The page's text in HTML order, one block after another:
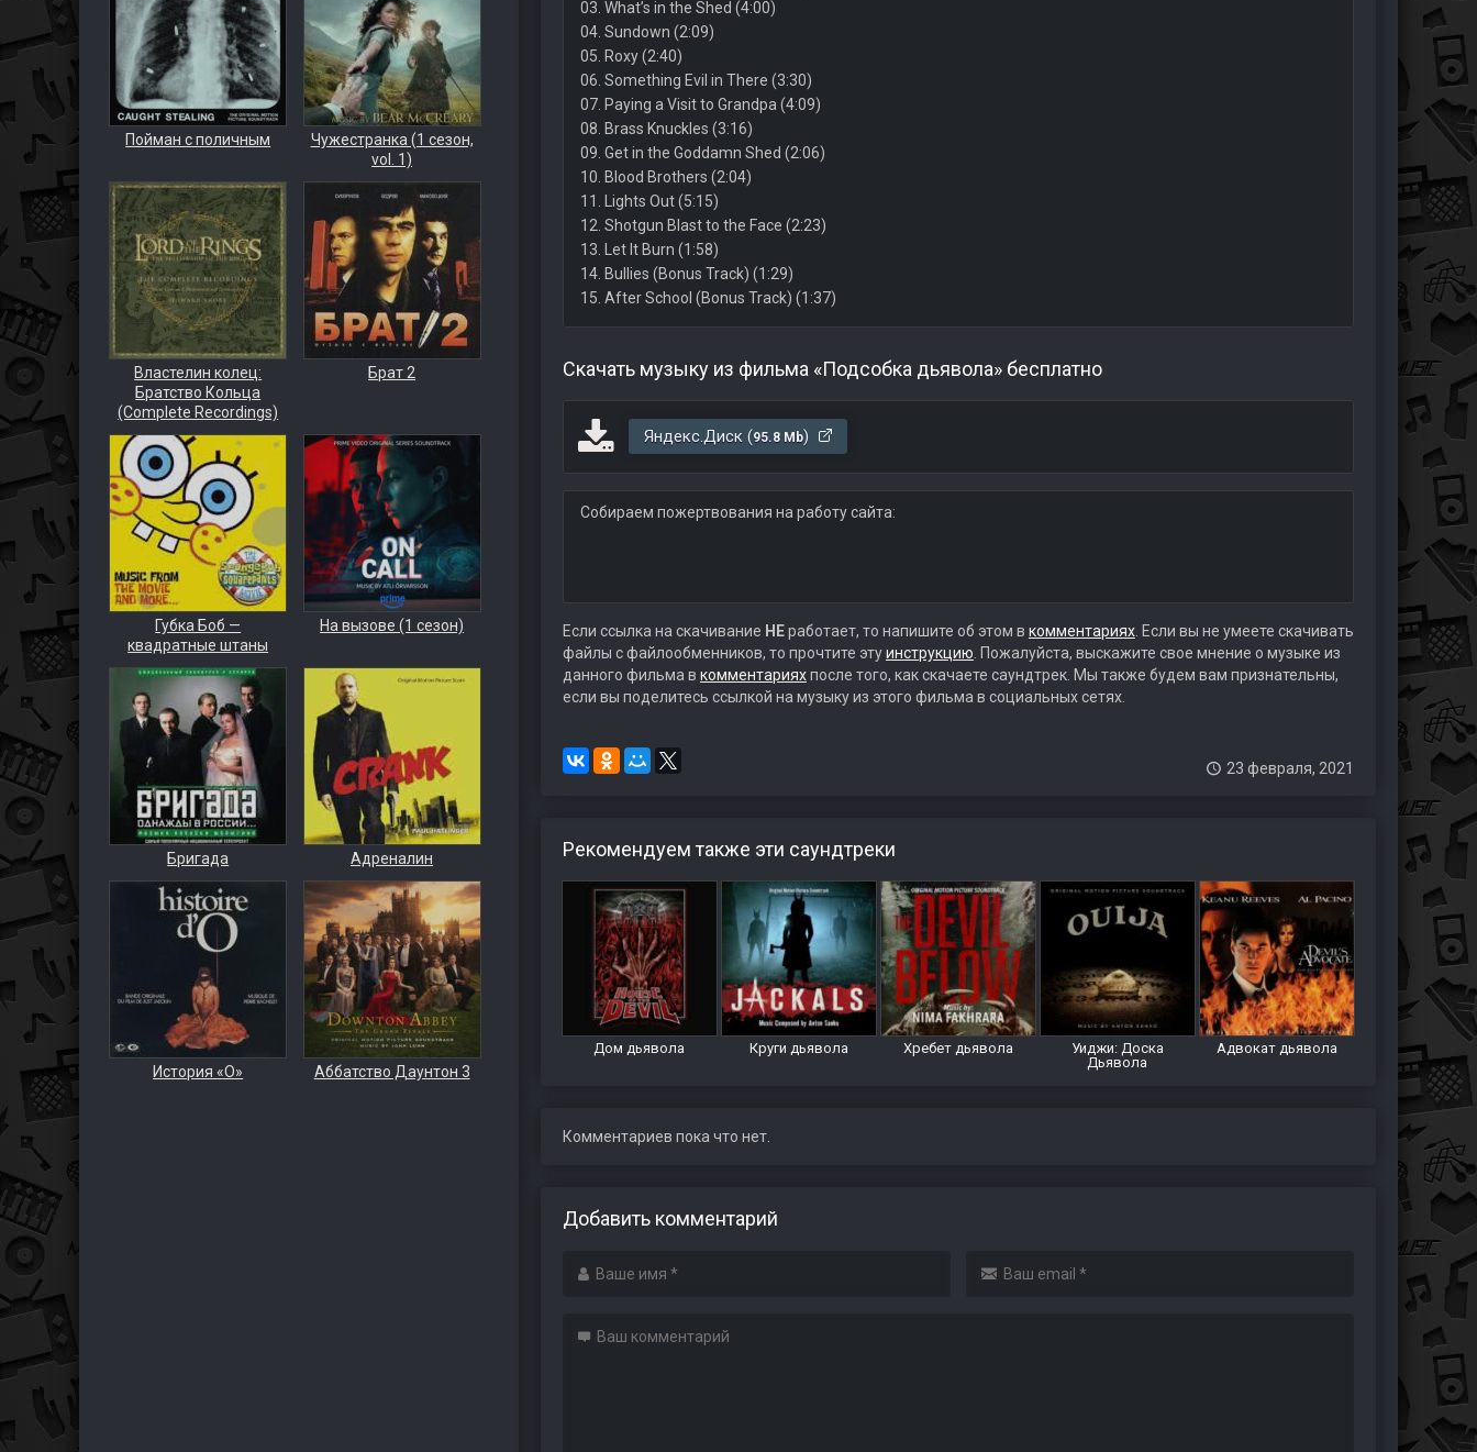
Пойман с поличным
Чужестранка (1 сезон,
vol. 1)
Властелин колец:
Братство Кольца
(Complete Recordings)
Брат 2
Губка Боб —
квадратные штаны
На вызове (1 сезон)
Бригада Адреналин
История «О» Аббатство Даунтон 3
03. What’s in the Shed (4:00)
04. Sundown (2:09)
05. Roxy (2:40)
06. Something Evil in There (3:30)
07. Paying a Visit to Grandpa (4:09)
08. Brass Knuckles (3:16)
09. Get in the Goddamn Shed (2:06)
10. Blood Brothers (2:04)
11. Lights Out (5:15)
12. Shotgun Blast to the Face (2:23)
13. Let It Burn (1:58)
14. Bullies (Bonus Track) (1:29)
15. After School (Bonus Track) (1:37)
Скачать музыку из фильма «Подсобка дьявола» бесплатно
Яндекс.Диск (95.8 Mb)
Собираем пожертвования на работу сайта:
Если ссылка на скачивание НЕработает, то напишите об этом в комментариях. Если вы не умеете скачивать
файлы с файлообменников, то прочтите этуинструкцию . Пожалуйста, выскажите свое мнение о музыке из
данного фильма в комментарияхпосле того, как скачаете саундтрек. Мы также будем вам признательны,
если вы поделитесь ссылкой на музыку из этого фильма в социальных сетях.
23 февраля, 2021
Рекомендуем также эти саундтреки
Дом дьявола Круги дьявола Хребет дьявола
Уиджи: Доска
Дьявола
Адвокат дьявола
Комментариев пока что нет.
Добавить комментарий